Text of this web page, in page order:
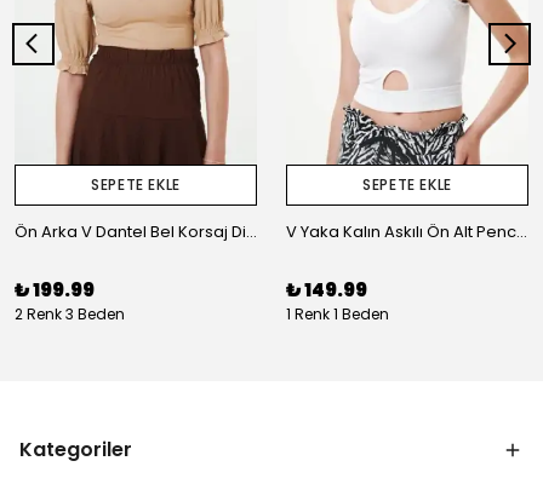
SEPETE EKLE
Ön Arka V Dantel Bel Korsaj Dirsek Kol Uç Lastik Kaşkorse kadın Bluz
₺ 199.99
2 Renk 3 Beden
SEPETE EKLE
V Yaka Kalın Askılı Ön Alt Pencere Kısa Kadın Bluz
₺ 149.99
1 Renk 1 Beden
Kategoriler